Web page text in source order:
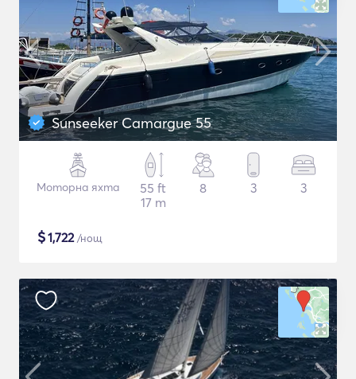
Sunseeker Camargue 55
Моторна яхта
55 ft
17 m
8 3 3
$1,722/нощ